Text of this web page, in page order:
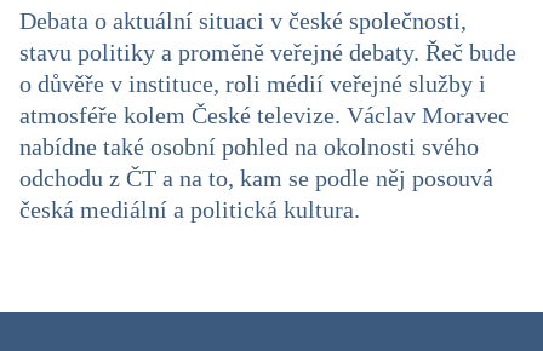
Debata o aktuální situaci v české společnosti,
stavu politiky a proměně veřejné debaty. Řeč bude
o důvěře v instituce, roli médií veřejné služby i
atmosféře kolem České televize. Václav Moravec
nabídne také osobní pohled na okolnosti svého
odchodu z ČT a na to, kam se podle něj posouvá
česká mediální a politická kultura.